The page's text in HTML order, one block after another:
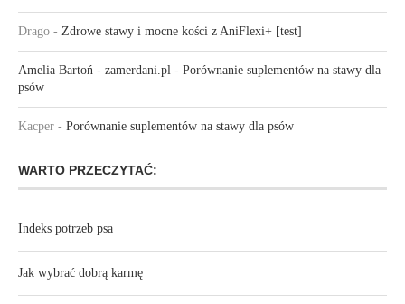
Drago - Zdrowe stawy i mocne kości z AniFlexi+ [test]
Amelia Bartoń - zamerdani.pl - Porównanie suplementów na stawy dla
psów
Kacper - Porównanie suplementów na stawy dla psów
WARTO PRZECZYTAĆ:
Indeks potrzeb psa
Jak wybrać dobrą karmę